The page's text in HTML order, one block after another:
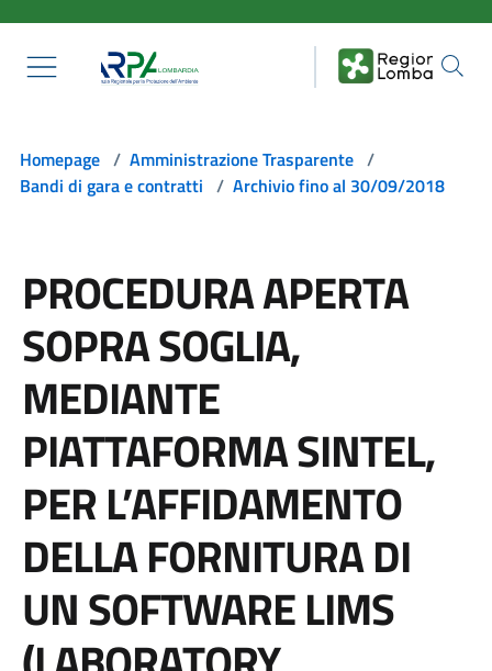
Homepage / Amministrazione Trasparente /
Bandi di gara e contratti / Archivio fino al 30/09/2018
PROCEDURA APERTA
SOPRA SOGLIA,
MEDIANTE
PIATTAFORMA SINTEL,
PER L’AFFIDAMENTO
DELLA FORNITURA DI
UN SOFTWARE LIMS